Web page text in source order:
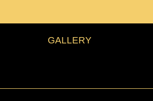
GALLERY